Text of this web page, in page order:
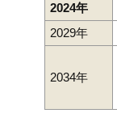
2024年
2029年
2034年